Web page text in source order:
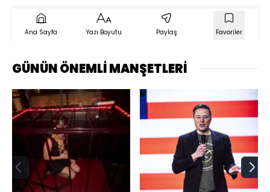
Ana Sayfa Yazı Boyutu Paylaş Favoriler
GÜNÜN ÖNEMLİ MANŞETLERİ